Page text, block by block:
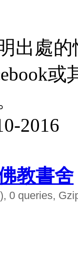
出處
2016
教書舍
0 queries,